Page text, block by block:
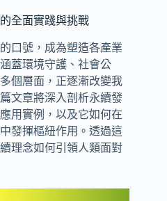
全面實踐與挑戰
口號，成為塑造各產業
蓋環境守護、社會公
個層面，正逐漸改變我
文章將深入剖析永續發
用實例，以及它如何在
發揮樞紐作用。透過這
理念如何引領人類面對